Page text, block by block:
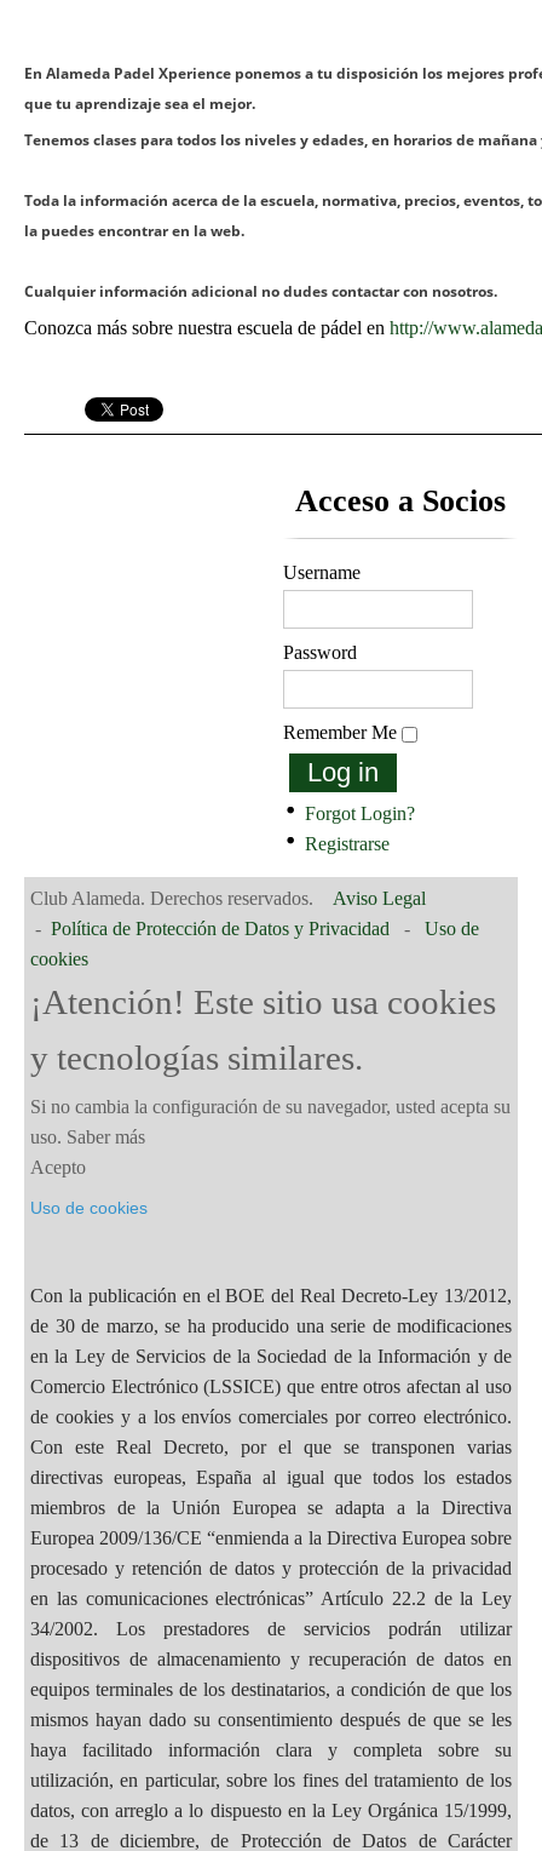
En Alameda Padel Xperience ponemos a tu disposición los mejores
que tu aprendizaje sea el mejor.
Tenemos clases para todos los niveles y edades, en horarios de
Toda la información acerca de la escuela, normativa, precios, eventos,
la puedes encontrar en la web.
Cualquier información adicional no dudes contactar con nosotros.
Conozca más sobre nuestra escuela de pádel en http://
Acceso a Socios
Username
Password
Remember Me
Log in
Forgot Login?
Registrarse
Club Alameda. Derechos reservados. Aviso Legal
- Política de Protección de Datos y Privacidad - Uso de
cookies
¡Atención! Este sitio usa cookies
y tecnologías similares.
Si no cambia la configuración de su navegador, usted acepta su
uso. Saber más
Acepto
Uso de cookies
Con la publicación en el BOE del Real Decreto-Ley 13/2012,
de 30 de marzo, se ha producido una serie de modificaciones
en la Ley de Servicios de la Sociedad de la Información y de
Comercio Electrónico (LSSICE) que entre otros afectan al uso
de cookies y a los envíos comerciales por correo electrónico.
Con este Real Decreto, por el que se transponen varias
directivas europeas, España al igual que todos los estados
miembros de la Unión Europea se adapta a la Directiva
Europea 2009/136/CE “enmienda a la Directiva Europea sobre
procesado y retención de datos y protección de la privacidad
en las comunicaciones electrónicas” Artículo 22.2 de la Ley
34/2002. Los prestadores de servicios podrán utilizar
dispositivos de almacenamiento y recuperación de datos en
equipos terminales de los destinatarios, a condición de que los
mismos hayan dado su consentimiento después de que se les
haya facilitado información clara y completa sobre su
utilización, en particular, sobre los fines del tratamiento de los
datos, con arreglo a lo dispuesto en la Ley Orgánica 15/1999,
de 13 de diciembre, de Protección de Datos de Carácter